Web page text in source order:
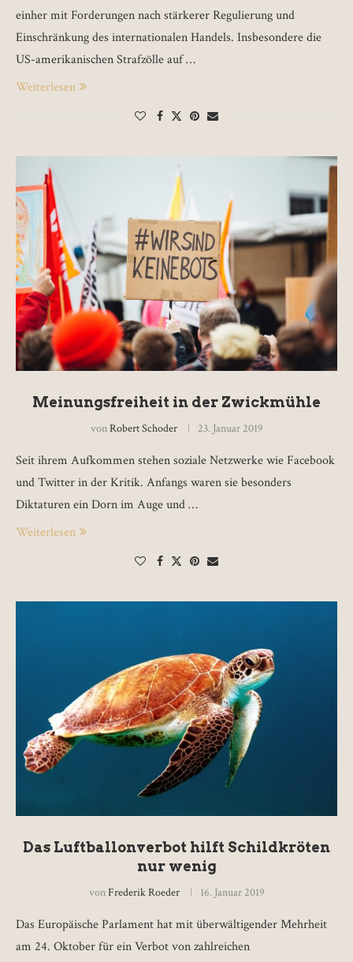
einher mit Forderungen nach stärkerer Regulierung und
Einschränkung des internationalen Handels. Insbesondere die
US-amerikanischen Strafzölle auf …
Weiterlesen
Meinungsfreiheit in der Zwickmühle
vonRobert Schoder 23. Januar 2019
Seit ihrem Aufkommen stehen soziale Netzwerke wie Facebook
und Twitter in der Kritik. Anfangs waren sie besonders
Diktaturen ein Dorn im Auge und …
Weiterlesen
Das Luftballonverbot hilft Schildkröten
nur wenig
vonFrederik Roeder 16. Januar 2019
Das Europäische Parlament hat mit überwältigender Mehrheit
am 24. Oktober für ein Verbot von zahlreichen